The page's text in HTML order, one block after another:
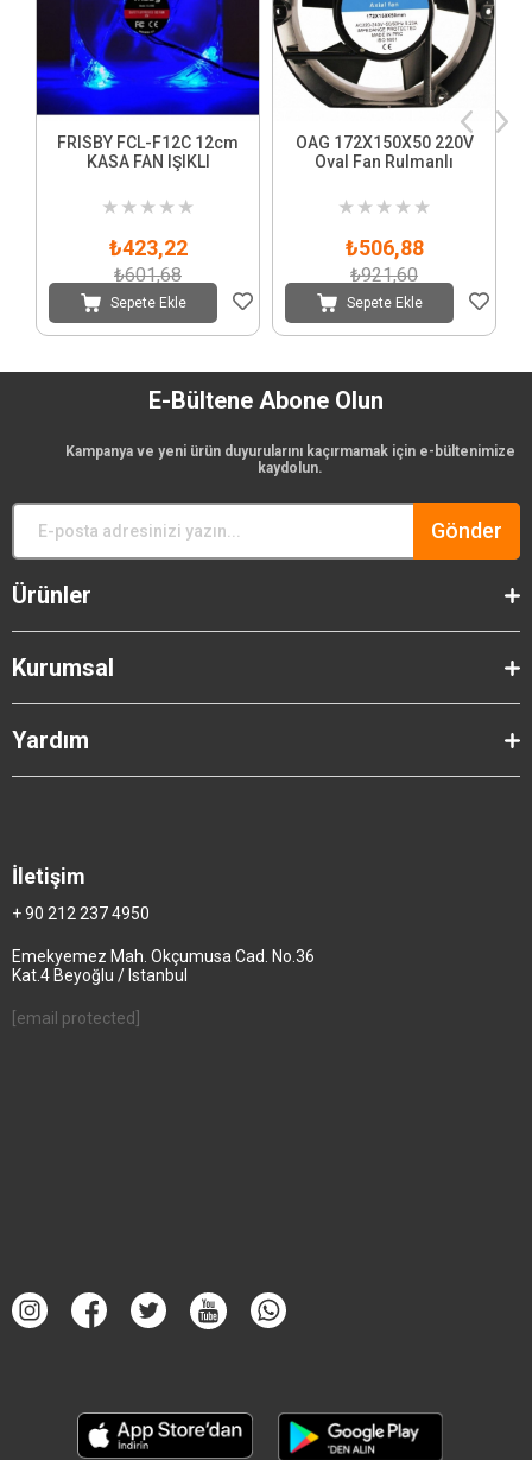
FRISBY FCL-F12C 12cm
KASA FAN IŞIKLI
★ ★ ★ ★ ★
₺423,22
₺601,68
Sepete Ekle
OAG 172X150X50 220V
Oval Fan Rulmanlı
★ ★ ★ ★ ★
₺506,88
₺921,60
Sepete Ekle
E-Bültene Abone Olun
Kampanya ve yeni ürün duyurularını kaçırmamak için e-bültenimize
kaydolun.
Gönder
Ürünler
Kurumsal
Yardım
İletişim
+ 90 212 237 4950
Emekyemez Mah. Okçumusa Cad. No.36
Kat.4 Beyoğlu / Istanbul
[email protected]